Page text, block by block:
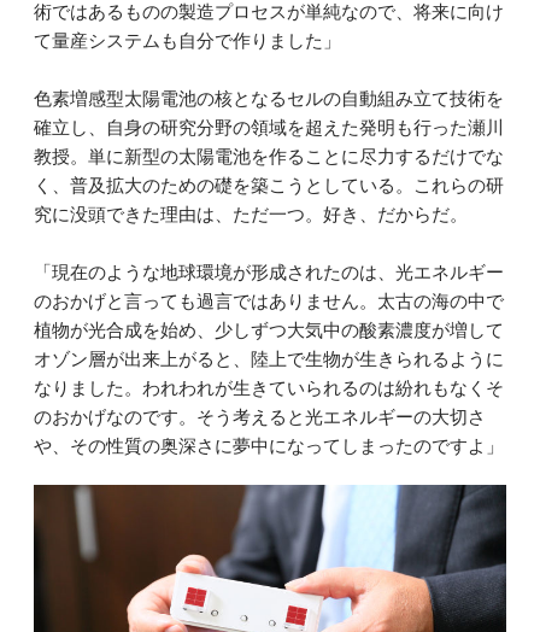
術ではあるものの製造プロセスが単純なので、将来に向け
て量産システムも自分で作りました」
色素増感型太陽電池の核となるセルの自動組み立て技術を
確立し、自身の研究分野の領域を超えた発明も行った瀬川
教授。単に新型の太陽電池を作ることに尽力するだけでな
く、普及拡大のための礎を築こうとしている。これらの研
究に没頭できた理由は、ただ一つ。好き、だからだ。
「現在のような地球環境が形成されたのは、光エネルギー
のおかげと言っても過言ではありません。太古の海の中で
植物が光合成を始め、少しずつ大気中の酸素濃度が増して
オゾン層が出来上がると、陸上で生物が生きられるように
なりました。われわれが生きていられるのは紛れもなくそ
のおかげなのです。そう考えると光エネルギーの大切さ
や、その性質の奥深さに夢中になってしまったのですよ」